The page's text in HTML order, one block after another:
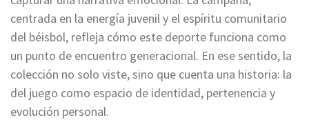
centrada en la energía juvenil y el espíritu comunitario
del béisbol, refleja cómo este deporte funciona como
un punto de encuentro generacional. En ese sentido, la
colección no solo viste, sino que cuenta una historia: la
del juego como espacio de identidad, pertenencia y
evolución personal.